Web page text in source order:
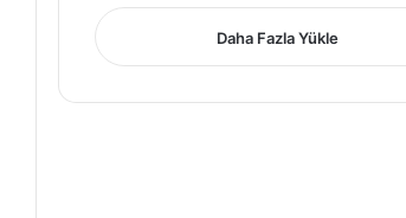
Daha Fazla Yükle